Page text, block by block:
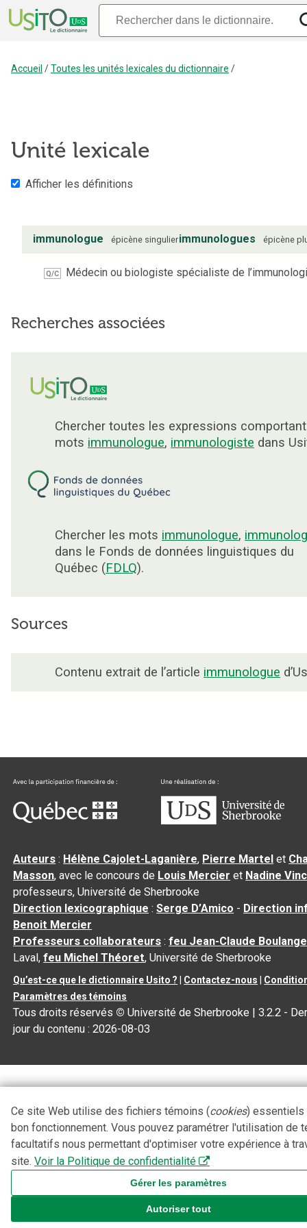
Accueil /Toutes les unités lexicales du dictionnaire /
Unité lexicale
Afficher les définitions
immunologue épicène singulierimmunologues épicène
Q/C Médecin ou biologiste spécialiste de
Recherches associées
Chercher toutes les expressions
mots immunologue, immunologiste dans
Chercher les mots immunologue,
dans le Fonds de données linguistiques du
Québec (FDLQ).
Sources
Contenu extrait de l’article immunologue
Auteurs : Hélène Cajolet-Laganière, Pierre Martel et
Masson, avec le concours de Louis Mercier et Nadine
professeurs, Université de Sherbrooke
Direction lexicographique :Serge D’Amico - Direction
Benoit Mercier
Professeurs collaborateurs :feu Jean-Claude
Laval,feu Michel Théoret, Université de Sherbrooke
Qu’est-ce que le dictionnaire Usito ? Contactez-nous
Paramètres des témoins
Tous droits réservés © Université de Sherbrooke |3.2.2 -
jour du contenu :2026-08-03
Ce site Web utilise des fichiers témoins (cookies) essentiels
bon fonctionnement. Vous pouvez paramétrer l'utilisation de
facultatifs nous permettant d'optimiser votre expérience à
site. Voir la Politique de confidentialité
Gérer les paramètres
Autoriser tout